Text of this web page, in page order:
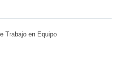
Trabajo en Equipo